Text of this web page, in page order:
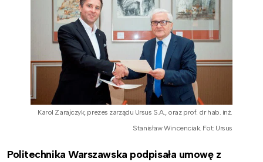
Karol Zarajczyk, prezes zarządu Ursus S.A., oraz prof. dr hab. inż.
Stanisław Wincenciak. Fot: Ursus
Politechnika Warszawska podpisała umowę z